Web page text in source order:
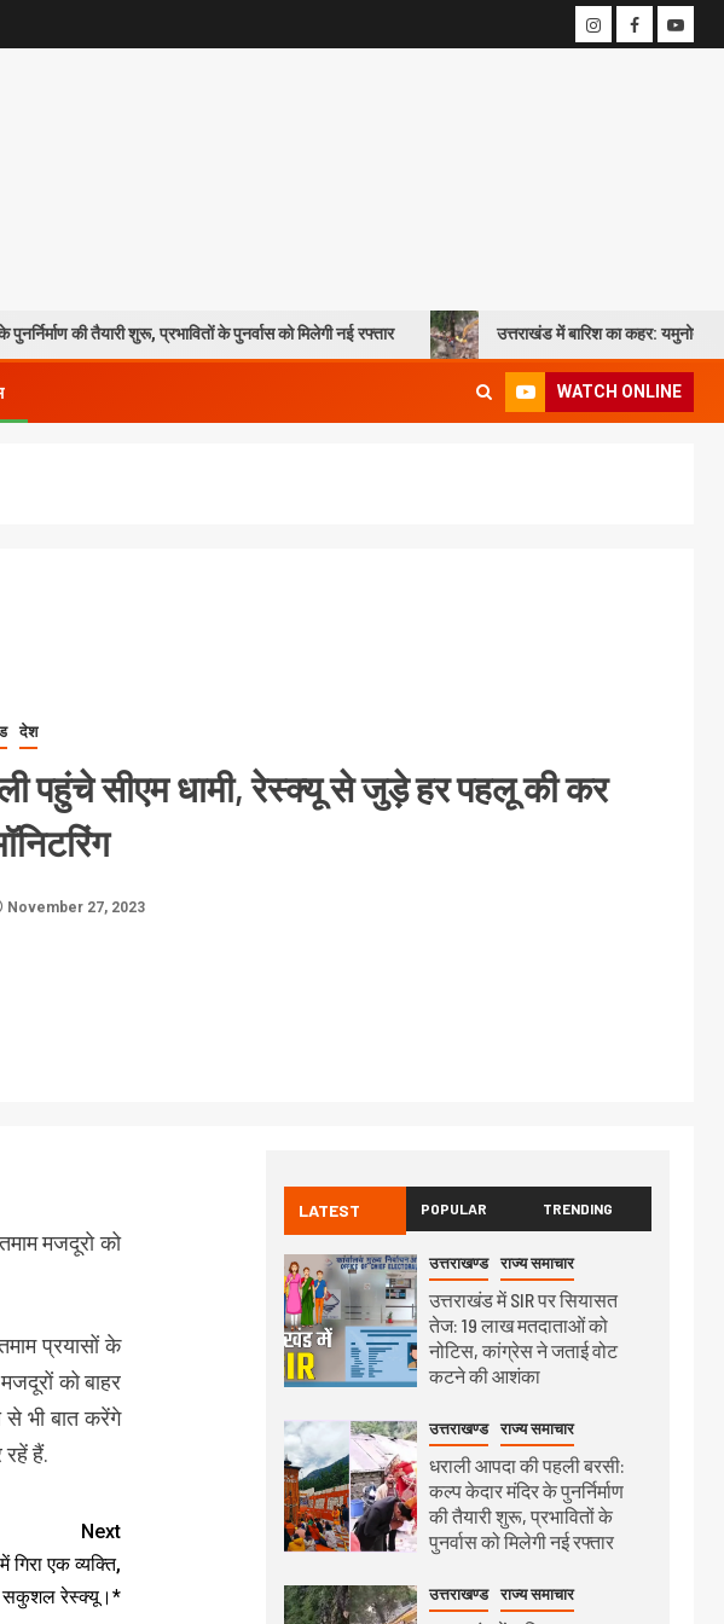
शुरू, प्रभावितों के पुनर्वास को मिलेगी नई रफ्तार उत्तराखंड में बारिश का कहर: यमुनोत्री और बदरीनाथ
WATCH ONLINE
देश
पहुंचे सीएम धामी, रेस्क्यू से जुड़े हर पहलू की कर
November 27, 2023
मजदूरो को
प्रयासों के
को बाहर
से भी बात करेंगे
रहें हैं.
Next
एक व्यक्ति,
सकुशल रेस्क्यू।*
LATEST POPULAR TRENDING
उत्तराखण्ड राज्य समाचार
उत्तराखंड में SIR पर सियासत
तेज: 19 लाख मतदाताओं को
नोटिस, कांग्रेस ने जताई वोट
कटने की आशंका
उत्तराखण्ड राज्य समाचार
धराली आपदा की पहली बरसी:
कल्प केदार मंदिर के पुनर्निर्माण
की तैयारी शुरू, प्रभावितों के
पुनर्वास को मिलेगी नई रफ्तार
उत्तराखण्ड राज्य समाचार